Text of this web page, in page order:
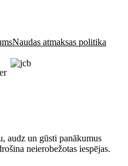
Naudas atmaksas politika
audz un gūsti panākumus
neierobežotas iespējas.